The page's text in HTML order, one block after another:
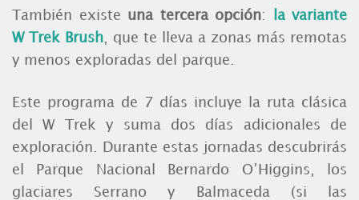
También existe una tercera opción:
la variante
W Trek Brush , que te lleva a zonas más remotas
y menos exploradas del parque.
Este programa de 7 días incluye la ruta clásica
del W Trek y suma dos días adicionales de
exploración. Durante estas jornadas descubrirás
el Parque Nacional Bernardo O’Higgins, los
glaciares Serrano y Balmaceda (si las